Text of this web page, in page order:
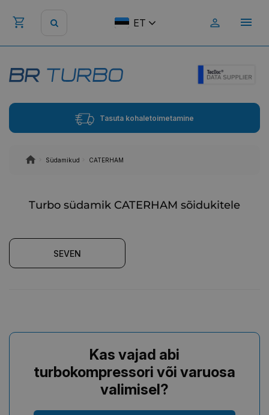
ET
Tasuta kohaletoimetamine
Südamikud CATERHAM
Turbo südamik CATERHAM sõidukitele
SEVEN
Kas vajad abi
turbokompressori või varuosa
valimisel?